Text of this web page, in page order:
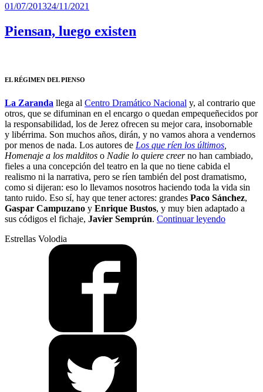
Publicado
01/07/201324/11/2021
Piensan, luego existen
EL RÉGIMEN DEL PIENSO
La Zaranda llega al Centro Dramático Nacional y, al contrario que
otros, que se difuminan en el encargo o quedan empequeñecidos por
la responsabilidad, los de Jerez ofrecen su mejor cara, insobornable
y libérrima. Son muchos años, dirán, y no vamos ahora a vendernos
por menos de nada. Los autores de Los que ríen los últimos
Homenaje a los malditos o Nadie lo quiere creerno han cambiado,
fieles a una concepción del teatro en la que no tiene cabida el
realismo ni la narrativa, pero se ríen también del post dramatismo,
como si dijeran: eso lo llevamos nosotros haciendo toda la vida sin
tanto ruido. Eso sí, hay que tener actores: grandes Paco Sánchez,
Gaspar Campuzano y Enrique Bustos, y muy bien adaptado a
sus códigos el fichaje, Javier Semprún. Continuar leyendo“Piensan,
Estrellas Volodia